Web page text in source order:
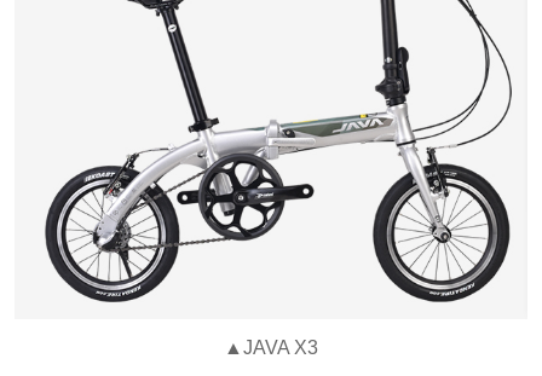
▲JAVA X3